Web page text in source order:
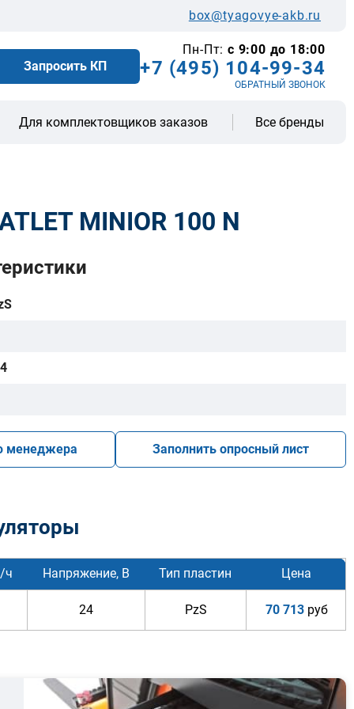
box@tyagovye-akb.ru
Запросить КП
Пн-Пт: с 9:00 до 18:00
+7 (495) 104-99-34
ОБРАТНЫЙ ЗВОНОК
Для комплектовщиков заказов Все бренды
MINIOR 100 N
менеджера Заполнить опросный лист
ч Напряжение, В Тип пластин Цена
24 PzS 70 713руб